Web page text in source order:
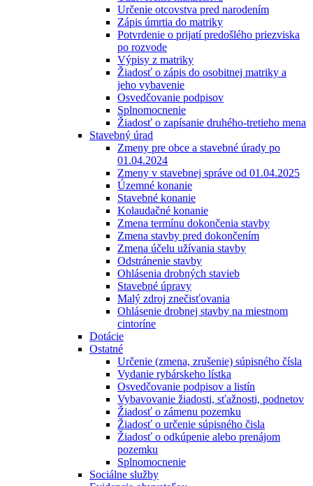
Určenie otcovstva pred narodením
Zápis úmrtia do matriky
Potvrdenie o prijatí predošlého priezviska
po rozvode
Výpisy z matriky
Žiadosť o zápis do osobitnej matriky a
jeho vybavenie
Osvedčovanie podpisov
Splnomocnenie
Žiadosť o zapísanie druhého-tretieho mena
Stavebný úrad
Zmeny pre obce a stavebné úrady po
01.04.2024
Zmeny v stavebnej správe od 01.04.2025
Územné konanie
Stavebné konanie
Kolaudačné konanie
Zmena termínu dokončenia stavby
Zmena stavby pred dokončením
Zmena účelu užívania stavby
Odstránenie stavby
Ohlásenia drobných stavieb
Stavebné úpravy
Malý zdroj znečisťovania
Ohlásenie drobnej stavby na miestnom
cintoríne
Dotácie
Ostatné
Určenie (zmena, zrušenie) súpisného čísla
Vydanie rybárskeho lístka
Osvedčovanie podpisov a listín
Vybavovanie žiadosti, sťažnosti, podnetov
Žiadosť o zámenu pozemku
Žiadosť o určenie súpisného čisla
Žiadosť o odkúpenie alebo prenájom
pozemku
Splnomocnenie
Sociálne služby